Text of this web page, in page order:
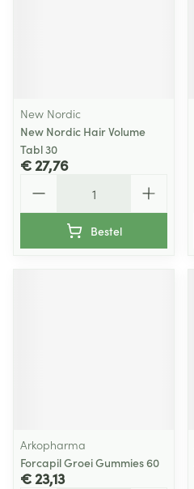
New Nordic
New Nordic Hair Volume
Tabl 30
€ 27,76
Bestel
Arkopharma
Forcapil Groei Gummies 60
€ 23,13